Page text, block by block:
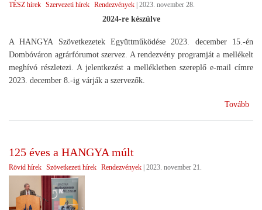
TÉSZ hírek Szervezeti hírek Rendezvények 2023. november 28.
2024-re készülve
A HANGYA Szövetkezetek Együttműködése 2023. december 15.-én
Dombóváron agrárfórumot szervez. A rendezvény programját a mellékelt
meghívó részletezi. A jelentkezést a mellékletben szereplő e-mail címre
2023. december 8.-ig várják a szervezők.
Tovább
125 éves a HANGYA múlt
Rövid hírek Szövetkezeti hírek Rendezvények 2023. november 21.